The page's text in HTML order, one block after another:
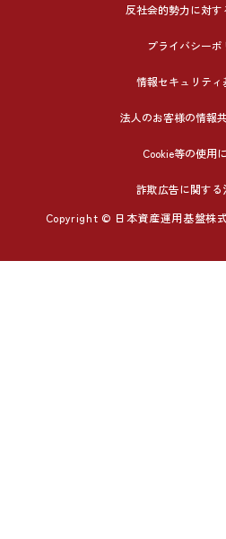
反社会的勢力に対
プライバシーポ
情報セキュリティ
法人のお客様の情報
Cookie等の使用
詐欺広告に関する
Copyright © 日本資産運用基盤株